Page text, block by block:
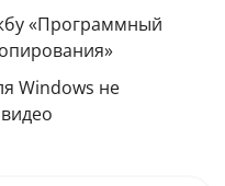
«Программный
Windows не